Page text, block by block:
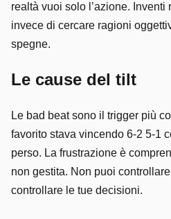
realtà vuoi solo l’azione.
invece di cercare ragioni
spegne.
Le cause del tilt
Le bad beat sono il trigger più
favorito stava vincendo 6-2 5-1
perso. La frustrazione è
non gestita. Non puoi
controllare le tue decisioni.